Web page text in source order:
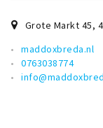
Grote Markt 45,
maddoxbreda.nl
0763038774